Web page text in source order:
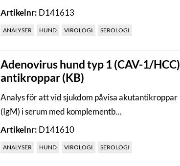
Artikelnr: D141613
ANALYSER HUND VIROLOGI SEROLOGI
Adenovirus hund typ 1 (CAV-1/HCC)
antikroppar (KB)
Analys för att vid sjukdom påvisa akutantikroppar
(IgM) i serum med komplementb...
Artikelnr: D141610
ANALYSER HUND VIROLOGI SEROLOGI